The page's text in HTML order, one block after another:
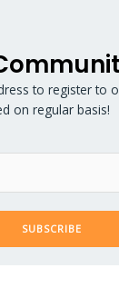
to register to
on regular basis!
SUBSCRIBE